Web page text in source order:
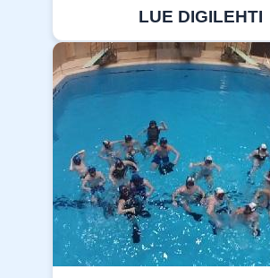
LUE DIGILEHTI